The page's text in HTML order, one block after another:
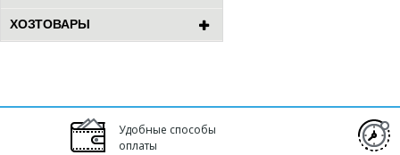
ХОЗТОВАРЫ
Удобные способы
оплаты